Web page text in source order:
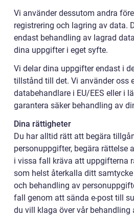
Vi använder dessutom andra
registrering och lagring av data.
endast behandling av lagrad
dina uppgifter i eget syfte.
Vi delar dina uppgifter endast i
tillstånd till det. Vi använder oss
databehandlare i EU/EES eller i
garantera säker behandling av
Dina rättigheter
Du har alltid rätt att begära
personuppgifter, begära rättelse
i vissa fall kräva att uppgifterna
som helst återkalla ditt
och behandling av
fall genom att sända e-post till
du vill klaga över vår